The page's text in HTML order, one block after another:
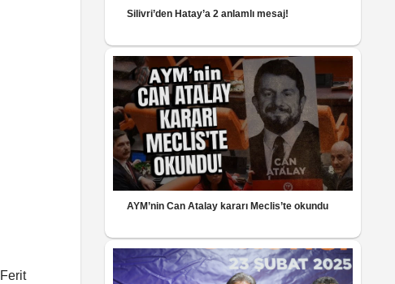
Silivri’den Hatay’a 2 anlamlı mesaj!
AYM’nin Can Atalay kararı Meclis’te okundu